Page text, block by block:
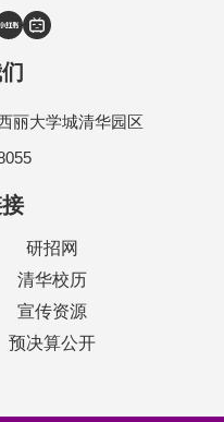
丽大学城清华园区
研招网
清华校历
宣传资源
预决算公开